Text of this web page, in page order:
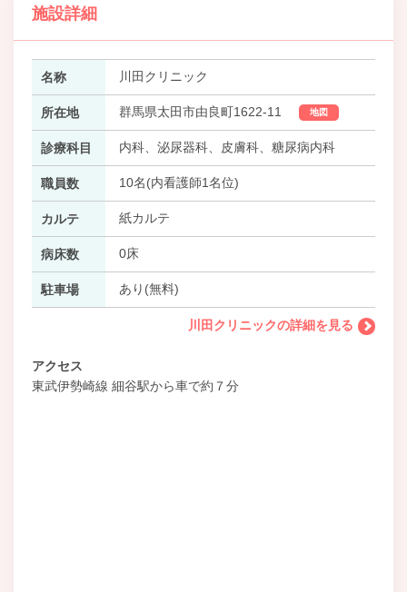
施設詳細
名称 川田クリニック
所在地 群馬県太田市由良町1622-11 地図
診療科目 内科、泌尿器科、皮膚科、糖尿病内科
職員数 10名(内看護師1名位)
カルテ 紙カルテ
病床数 0床
駐車場 あり(無料)
川田クリニックの詳細を見る
アクセス
東武伊勢崎線 細谷駅から車で約７分